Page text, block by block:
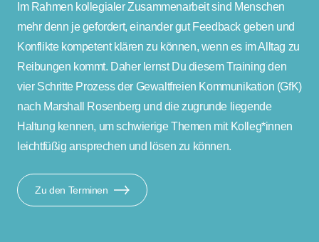
Im Rahmen kollegialer Zusammenarbeit sind Menschen
mehr denn je gefordert, einander gut Feedback geben und
Konflikte kompetent klären zu können, wenn es im Alltag zu
Reibungen kommt. Daher lernst Du diesem Training den
vier Schritte Prozess der Gewaltfreien Kommunikation (GfK)
nach Marshall Rosenberg und die zugrunde liegende
Haltung kennen, um schwierige Themen mit Kolleg*innen
leichtfüßig ansprechen und lösen zu können.
Zu den Terminen